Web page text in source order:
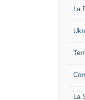
La
La